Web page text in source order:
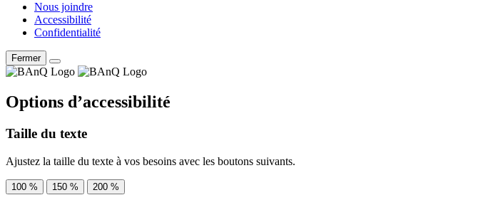
Nous joindre
Accessibilité
Confidentialité
Fermer
Options d’accessibilité
Taille du texte
Ajustez la taille du texte à vos besoins avec les boutons suivants.
100 % 150 % 200 %